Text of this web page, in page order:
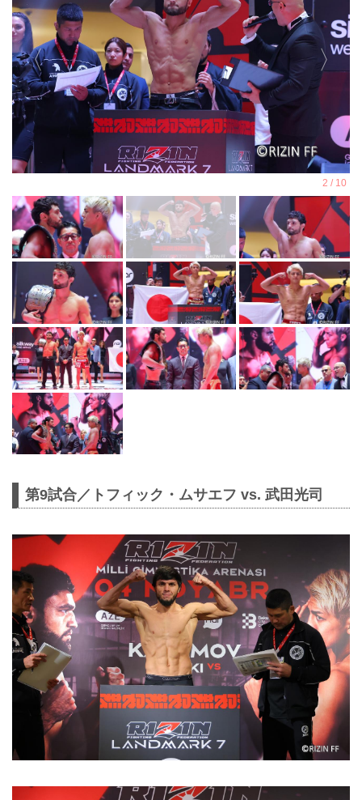
第9試合／トフィック・ムサエフ vs. 武田光司